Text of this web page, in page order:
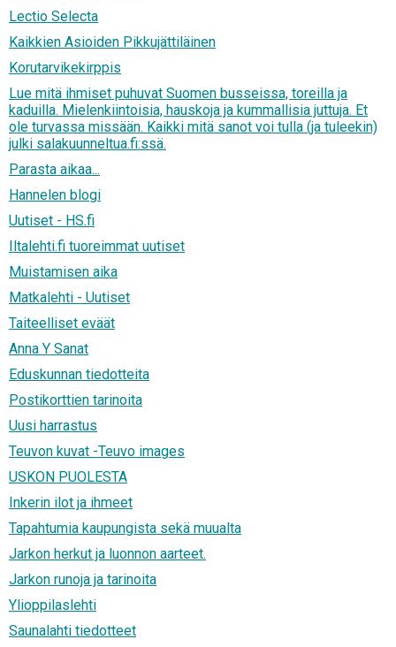
Lectio Selecta
Kaikkien Asioiden Pikkujättiläinen
Korutarvikekirppis
Lue mitä ihmiset puhuvat Suomen busseissa, toreilla ja
kaduilla. Mielenkiintoisia, hauskoja ja kummallisia juttuja. Et
ole turvassa missään. Kaikki mitä sanot voi tulla (ja tuleekin)
julki salakuunneltua.fi:ssä.
Parasta aikaa...
Hannelen blogi
Uutiset - HS.fi
Iltalehti.fi tuoreimmat uutiset
Muistamisen aika
Matkalehti - Uutiset
Taiteelliset eväät
Anna Y Sanat
Eduskunnan tiedotteita
Postikorttien tarinoita
Uusi harrastus
Teuvon kuvat -Teuvo images
USKON PUOLESTA
Inkerin ilot ja ihmeet
Tapahtumia kaupungista sekä muualta
Jarkon herkut ja luonnon aarteet.
Jarkon runoja ja tarinoita
Ylioppilaslehti
Saunalahti tiedotteet